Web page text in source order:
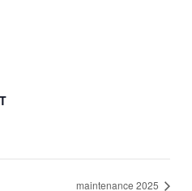
maintenance 2025